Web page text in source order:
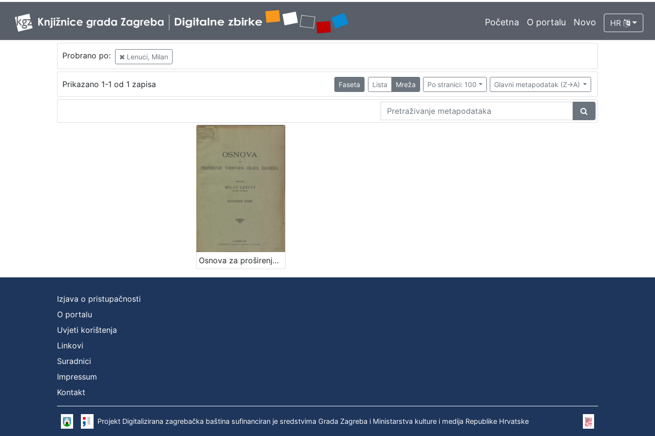
Početna O portalu Novo HR
Probrano po: Lenuci, Milan
Prikazano 1-1 od 1 zapisa Faseta Lista Mreža Po stranici: 100 Glavni metapodatak (Z->A)
Osnova za proširenje vodovoda grada Zagreba : godine 1899. / sastavio Milan Lenuci
Izjava o pristupačnosti
O portalu
Uvjeti korištenja
Linkovi
Suradnici
Impressum
Kontakt
Projekt Digitalizirana zagrebačka baština sufinanciran je sredstvima Grada Zagreba i Ministarstva kulture i medija Republike Hrvatske